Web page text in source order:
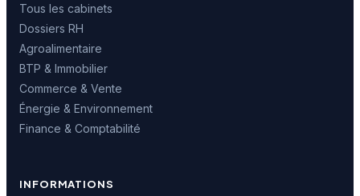
Tous les cabinets
Dossiers RH
Agroalimentaire
BTP & Immobilier
Commerce & Vente
Énergie & Environnement
Finance & Comptabilité
INFORMATIONS